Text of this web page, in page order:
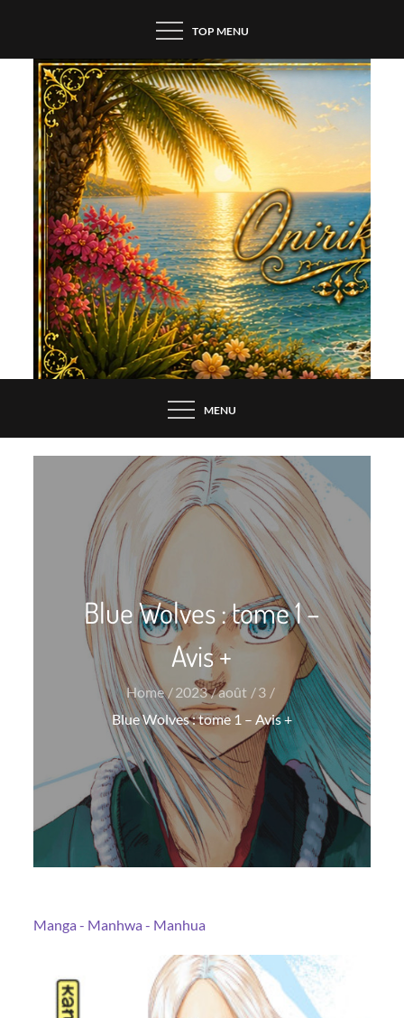
content
TOP MENU
MENU
Blue Wolves : tome 1 –
Avis +
Home 2023 août
3
Blue Wolves : tome 1 – Avis +
Manga - Manhwa - Manhua